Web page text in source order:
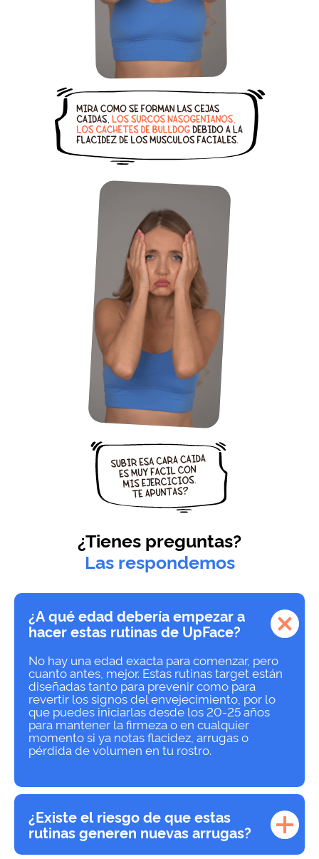
¿Tienes preguntas?
Las respondemos
¿A qué edad debería empezar a
hacer estas rutinas de UpFace?
No hay una edad exacta para comenzar, pero
cuanto antes, mejor. Estas rutinas target están
diseñadas tanto para prevenir como para
revertir los signos del envejecimiento, por lo
que puedes iniciarlas desde los 20-25 años
para mantener la firmeza o en cualquier
momento si ya notas flacidez, arrugas o
pérdida de volumen en tu rostro.
¿Existe el riesgo de que estas
rutinas generen nuevas arrugas?